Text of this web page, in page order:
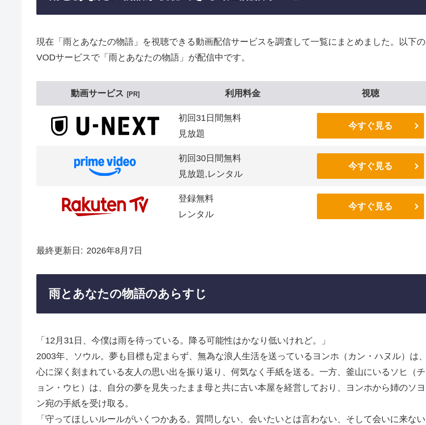
現在「雨とあなたの物語」を視聴できる動画配信サービスを調査して一覧にまとめました。以下の
VODサービスで「雨とあなたの物語」が配信中です。
動画サービス PR 利用料金 視聴
初回31日間無料
見放題
今すぐ見る
初回30日間無料
見放題,レンタル
今すぐ見る
登録無料
レンタル
今すぐ見る
最終更新日 2026年8月7日
雨とあなたの物語のあらすじ
「12月31日、今僕は雨を待っている。降る可能性はかなり低いけれど。」
2003年、ソウル。夢も目標も定まらず、無為な浪人生活を送っているヨンホ（カン・ハヌル）は、
心に深く刻まれている友人の思い出を振り返り、何気なく手紙を送る。一方、釜山にいるソヒ（チ
ョン・ウヒ）は、自分の夢を見失ったまま母と共に古い本屋を経営しており、ヨンホから姉のソヨ
ン宛の手紙を受け取る。
「守ってほしいルールがいくつかある。質問しない、会いたいとは言わない、そして会いに来ない